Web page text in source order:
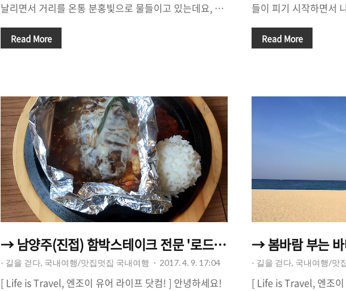
날리면서 거리를 온통 분홍빛으로 물들이고 있는데요, 4
이상 벚꽃을 볼 수 없을 것 같네요(남양주,포천,의정부,가
놀이라는 생각으로 '어린이대공원'에 다녀왔어요(4월 13
일 목요일에 감). 어린이 대공원은 지하철 7호선 '어린이대
공원역'을 이용하거나 5호선 '아차산역'을 이용해서 갈 수
도 있어요. 어린이대공원이 개관한지 40년이 넘다보니, 벚
꽃 나무들도 굉장히 크다는 것..
Read More
들이 피기 시작하면서
는데요 퇴촌은 한강(팔
이 피기 시작하고 나무
는 곳으로 변하는 곳이
가를 먹어야 겠죠? 저
집을 몇 군데 찾아 봤
Read More
→ 남양주(진접) 함박스테이크 전문 '로드함박' 솔직 후기 - 국립수
- 길을 걷다, 국내여행/맛집멋집 국내여행 2017. 4. 9. 17:04
[ Life is Travel, 엔조이 유어 라이프 닷컴! ] 안녕하세요!
→ 봄바람 부는 바
- 길을 걷다, 국내여행/맛
[ Life is Travel, 엔조